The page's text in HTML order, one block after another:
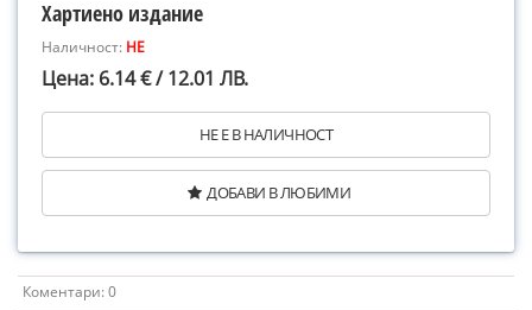
Хартиено издание
Наличност: НЕ
Цена: 6.14 € / 12.01 ЛВ.
НЕ Е В НАЛИЧНОСТ
ДОБАВИ В ЛЮБИМИ
Коментари: 0